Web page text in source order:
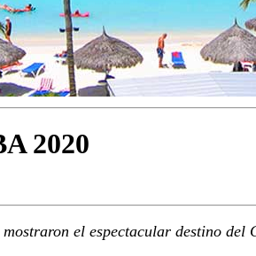
2020
el espectacular destino del